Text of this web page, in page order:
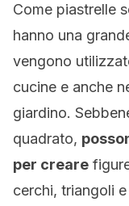
Come piastrelle
hanno una
vengono
cucine e anche
giardino.
quadrato,
per creare
cerchi, triangoli